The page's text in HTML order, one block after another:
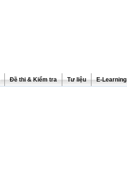
Đề thi & Kiểm tra Tư liệu E-Learning